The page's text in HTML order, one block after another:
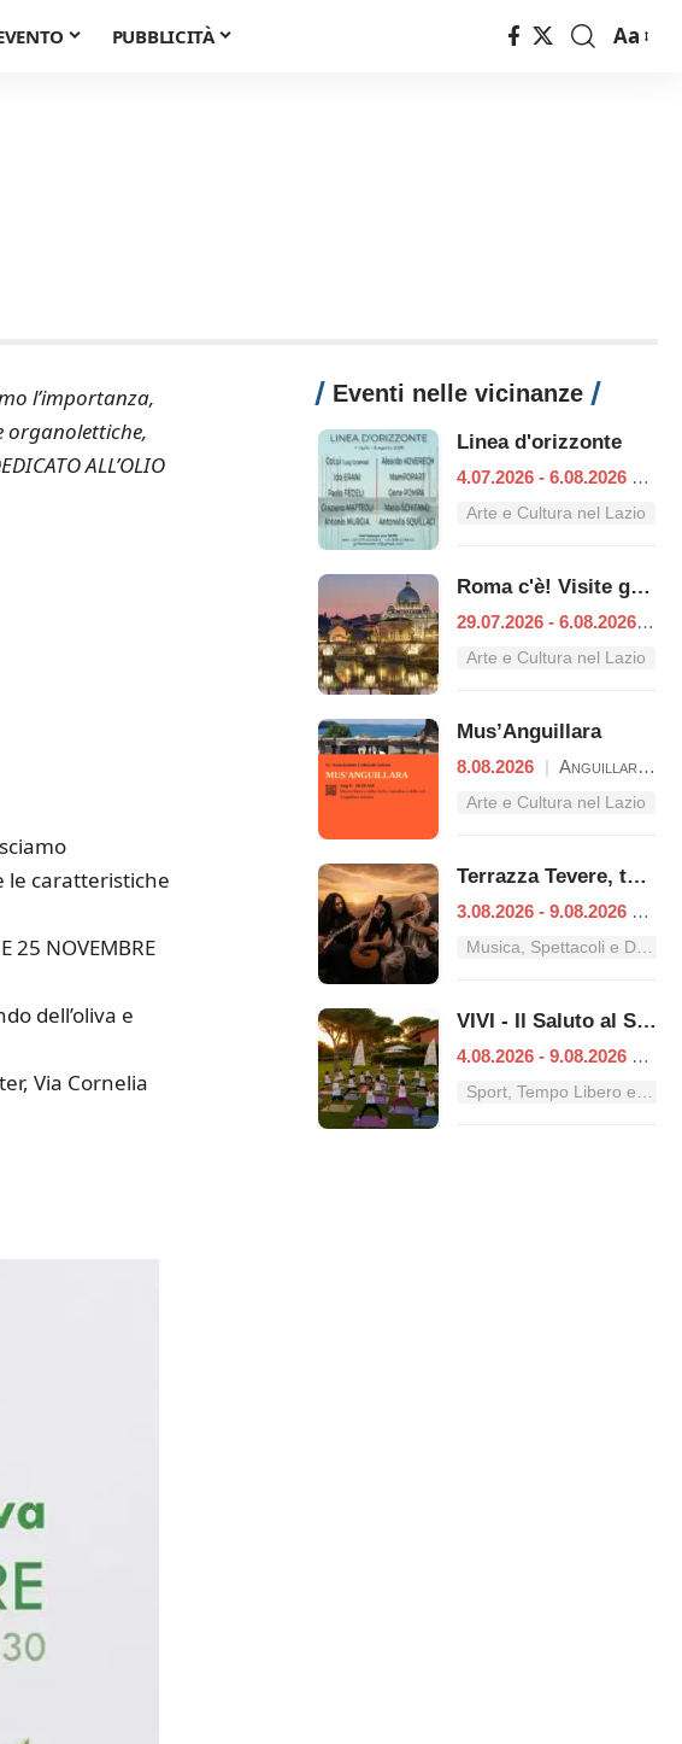
PUBBLICITÀ
Font
Aa
l’importanza,
organolettiche,
ALL’OLIO
le caratteristiche
25 NOVEMBRE
dell’oliva e
Via Cornelia
Eventi nelle vicinanze
Linea d'orizzonte
4.07.2026 - 6.08.2026 |
Arte e Cultura nel Lazio
Roma c'è! Visite guidate (anche per bambini) dal 29 luglio al 6 agosto 2026
29.07.2026 - 6.08.2026
|
Arte e Cultura nel Lazio
Mus’Anguillara
8.08.2026 | Anguillara Sabazia
Arte e Cultura nel Lazio
Terrazza Tevere, tutti i concerti dal 3 al 9 agosto
3.08.2026 - 9.08.2026 |
Musica, Spettacoli e Danza nel Lazio
VIVI - Il Saluto al Sole
4.08.2026 - 9.08.2026 |
Sport, Tempo Libero e Divertimento nel Lazio